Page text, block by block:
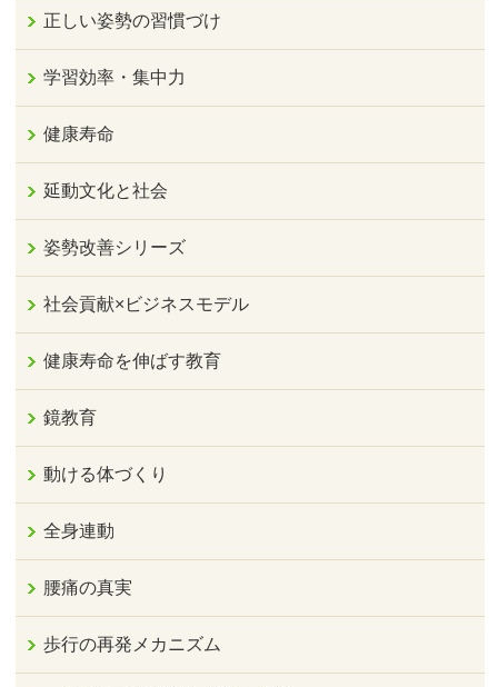
正しい姿勢の習慣づけ
学習効率・集中力
健康寿命
延動文化と社会
姿勢改善シリーズ
社会貢献×ビジネスモデル
健康寿命を伸ばす教育
鏡教育
動ける体づくり
全身連動
腰痛の真実
歩行の再発メカニズム